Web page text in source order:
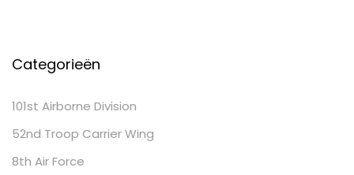
Categorieën
101st Airborne Division
52nd Troop Carrier Wing
8th Air Force